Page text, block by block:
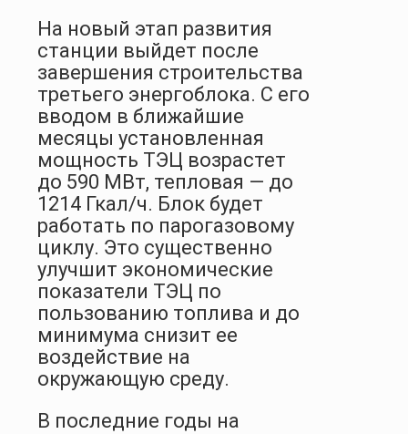
На новый этап развития
станции выйдет после
завершения строительства
третьего энергоблока. С его
вводом в ближайшие
месяцы установленная
мощность ТЭЦ возрастет
до 590 МВт, тепловая — до
1214 Гкал/ч. Блок будет
работать по парогазовому
циклу. Это существенно
улучшит экономические
показатели ТЭЦ по
пользованию топлива и до
минимума снизит ее
воздействие на
окружающую среду.
В последние годы на